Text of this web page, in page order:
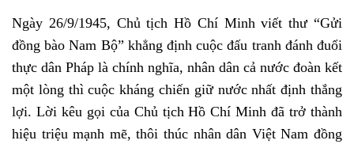
Ngày 26/9/1945, Chủ tịch Hồ Chí Minh viết thư “Gửi
đồng bào Nam Bộ” khẳng định cuộc đấu tranh đánh đuổi
thực dân Pháp là chính nghĩa, nhân dân cả nước đoàn kết
một lòng thì cuộc kháng chiến giữ nước nhất định thắng
lợi. Lời kêu gọi của Chủ tịch Hồ Chí Minh đã trở thành
hiệu triệu mạnh mẽ, thôi thúc nhân dân Việt Nam đồng